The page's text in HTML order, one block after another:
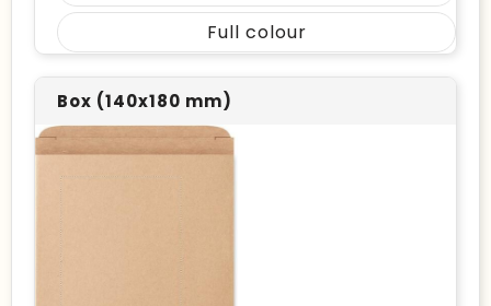
Full colour
Box (140x180 mm)